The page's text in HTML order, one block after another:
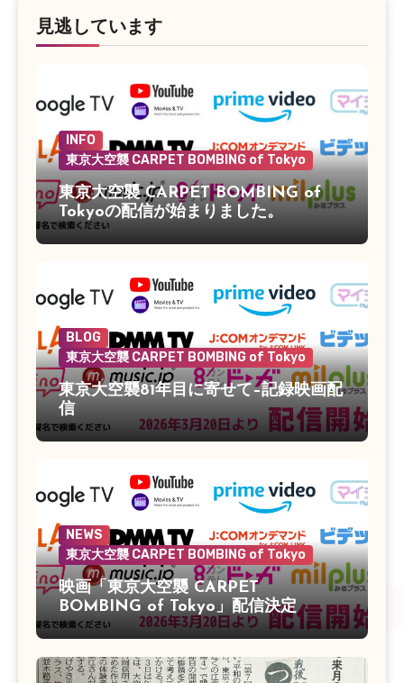
見逃しています
INFO
東京大空襲 CARPET BOMBING of Tokyo
東京大空襲 CARPET BOMBING of
Tokyoの配信が始まりました。
BLOG
東京大空襲 CARPET BOMBING of Tokyo
東京大空襲81年目に寄せて–記録映画配
信
NEWS
東京大空襲 CARPET BOMBING of Tokyo
映画「東京大空襲 CARPET
BOMBING of Tokyo」配信決定